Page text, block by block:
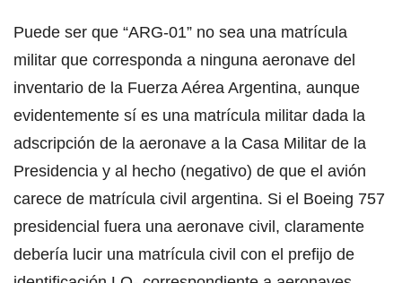
Puede ser que “ARG-01” no sea una matrícula
militar que corresponda a ninguna aeronave del
inventario de la Fuerza Aérea Argentina, aunque
evidentemente sí es una matrícula militar dada la
adscripción de la aeronave a la Casa Militar de la
Presidencia y al hecho (negativo) de que el avión
carece de matrícula civil argentina. Si el Boeing 757
presidencial fuera una aeronave civil, claramente
debería lucir una matrícula civil con el prefijo de